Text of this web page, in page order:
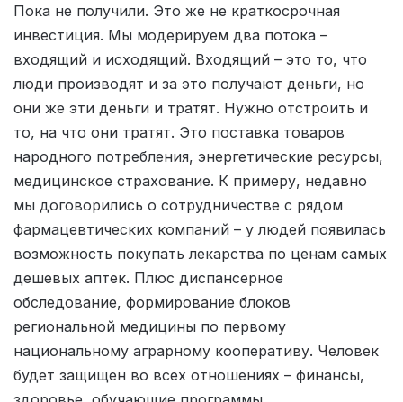
Пока не получили. Это же не краткосрочная
инвестиция. Мы модерируем два потока –
входящий и исходящий. Входящий – это то, что
люди производят и за это получают деньги, но
они же эти деньги и тратят. Нужно отстроить и
то, на что они тратят. Это поставка товаров
народного потребления, энергетические ресурсы,
медицинское страхование. К примеру, недавно
мы договорились о сотрудничестве с рядом
фармацевтических компаний – у людей появилась
возможность покупать лекарства по ценам самых
дешевых аптек. Плюс диспансерное
обследование, формирование блоков
региональной медицины по первому
национальному аграрному кооперативу. Человек
будет защищен во всех отношениях – финансы,